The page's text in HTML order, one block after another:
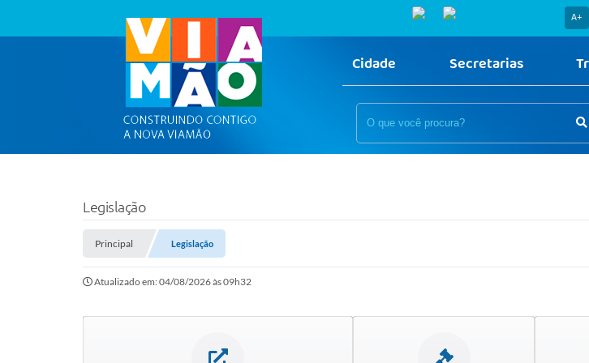
A+
Cidade Secretarias
Legislação
Principal Legislação
Atualizado em: 04/08/2026 às 09h32